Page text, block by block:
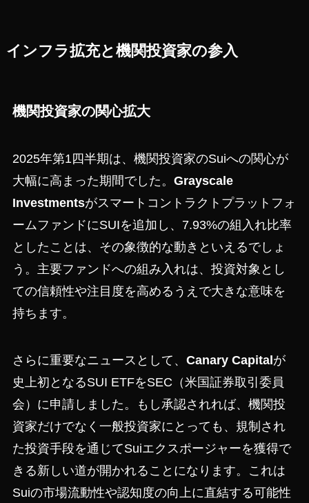
インフラ拡充と機関投資家の参入
機関投資家の関心拡大
2025年第1四半期は、機関投資家のSuiへの関心が
大幅に高まった期間でした。 Grayscale
Investmentsがスマートコントラクトプラットフォ
ームファンドにSUIを追加し、7.93%の組入れ比率
としたことは、その象徴的な動きといえるでしょ
う。主要ファンドへの組み入れは、投資対象とし
ての信頼性や注目度を高めるうえで大きな意味を
持ちます。
さらに重要なニュースとして、 Canary Capital が
史上初となるSUI ETFをSEC（米国証券取引委員
会）に申請しました。もし承認されれば、機関投
資家だけでなく一般投資家にとっても、規制され
た投資手段を通じてSuiエクスポージャーを獲得で
きる新しい道が開かれることになります。これは
Suiの市場流動性や認知度の向上に直結する可能性